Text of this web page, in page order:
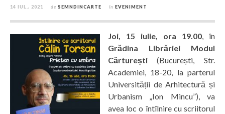
14 IUL., 2021 de SEMNDINCARTE în EVENIMENT
Joi, 15 iulie, ora 19.00, în
Grădina Librăriei Modul
Cărturești (București, Str.
Academiei, 18-20, la parterul
Universității de Arhitectură și
Urbanism „Ion Mincu”), va
avea loc o întîlnire cu scriitorul